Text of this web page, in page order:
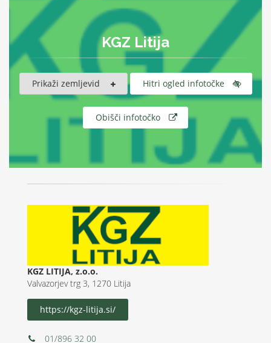
KGZ Litija
Prikaži zemljevid Hitri ogled infotočke
Obišči infotočko
KGZ LITIJA, z.o.o.
Valvazorjev trg 3, 1270 Litija
https://kgz-litija.si/
01/896 32 00